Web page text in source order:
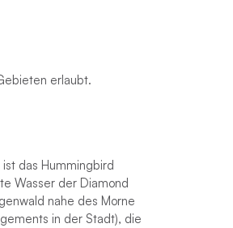
erlaubt.
das Hummingbird
Wasser der Diamond
nahe des Morne
in der Stadt), die